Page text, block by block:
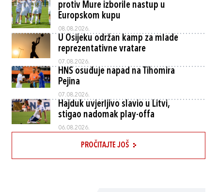
protiv Mure izborile nastup u
Europskom kupu
08.08.2026.
U Osijeku održan kamp za mlade
reprezentativne vratare
07.08.2026.
HNS osuđuje napad na Tihomira
Pejina
07.08.2026.
Hajduk uvjerljivo slavio u Litvi,
stigao nadomak play-offa
06.08.2026.
PROČITAJTE JOŠ